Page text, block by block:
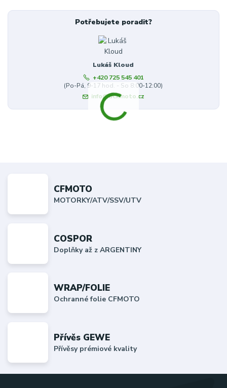
Potřebujete poradit?
Lukáš Kloud
+420 725 545 401
(Po-Pá, 9-17 hod. - So 8:00-12:00)
info@dcxmoto.cz
CFMOTO
MOTORKY/ATV/SSV/UTV
COSPOR
Doplňky až z ARGENTINY
WRAP/FOLIE
Ochranné folie CFMOTO
Přívěs GEWE
Přívěsy prémiové kvality